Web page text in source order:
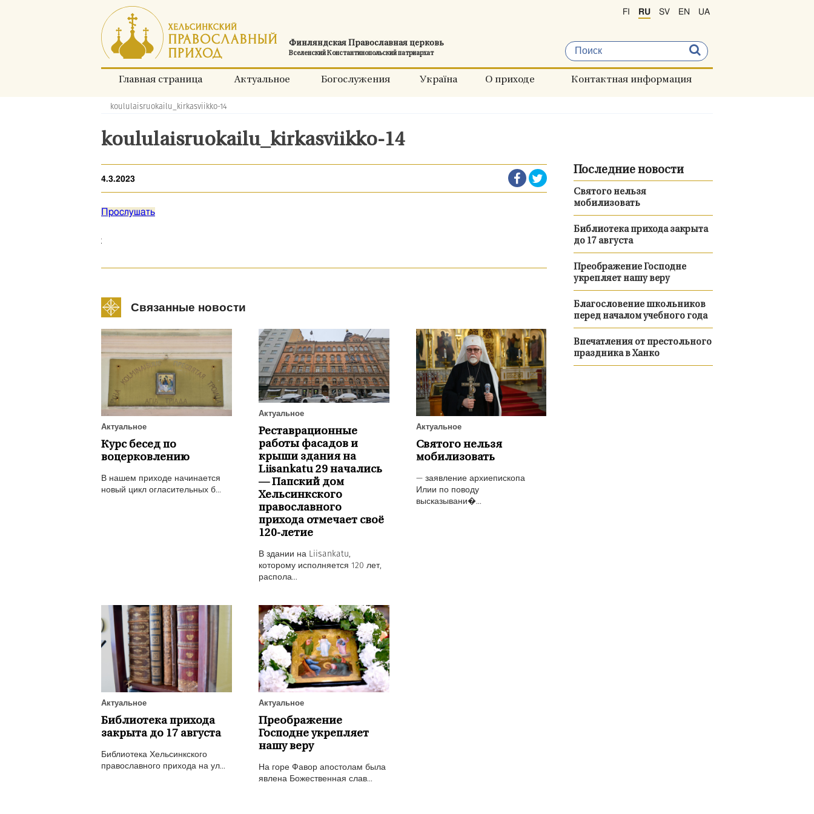
Перейти
к
содержимому
Финляндская Православная церковь
Вселенский Константинопольский патриархат
FI RU SV EN UA
Главная страница Актуальное Богослужения Україна О приходе Контактная информация
Хлебные
koululaisruokailu_kirkasviikko-14
koululaisruokailu_kirkasviikko-14
4.3.2023
Прослушать
Связанные новости
Актуальное
Курс бесед по
воцерковлению
В нашем приходе начинается
новый цикл огласительных б...
Актуальное
Реставрационные
работы фасадов и
крыши здания на
Liisankatu 29 начались
— Папский дом
Хельсинкского
православного
прихода отмечает своё
120-летие
В здании на Liisankatu,
которому исполняется 120 лет,
распола...
Актуальное
Святого нельзя
мобилизовать
— заявление архиепископа
Илии по поводу
высказывани�...
Актуальное
Библиотека прихода
закрыта до 17 августа
Библиотека Хельсинкского
православного прихода на ул...
Актуальное
Преображение
Господне укрепляет
нашу веру
На горе Фавор апостолам была
явлена Божественная слав...
Последние новости
Святого нельзя
мобилизовать
Библиотека прихода закрыта
до 17 августа
Преображение Господне
укрепляет нашу веру
Благословение школьников
перед началом учебного года
Впечатления от престольного
праздника в Ханко